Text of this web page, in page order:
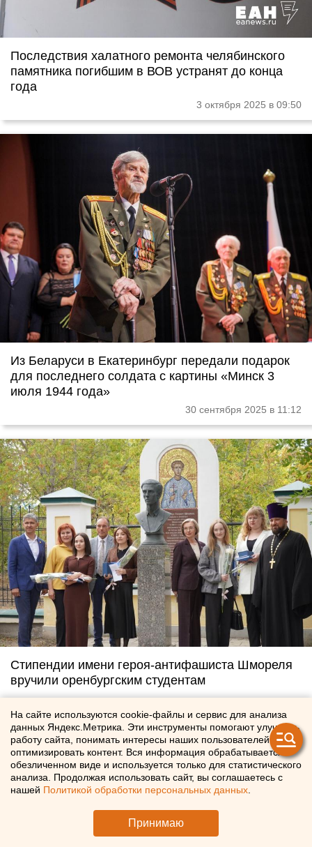
Последствия халатного ремонта челябинского
памятника погибшим в ВОВ устранят до конца
года
3 октября 2025 в 09:50
Из Беларуси в Екатеринбург передали подарок
для последнего солдата с картины «Минск 3
июля 1944 года»
30 сентября 2025 в 11:12
Стипендии имени героя-антифашиста Шмореля
вручили оренбургским студентам
16 сентября 2025 в 14:52
На сайте используются cookie-файлы и сервис для анализа
данных Яндекс.Метрика. Эти инструменты помогают улучшать
работу сайта, понимать интересы наших пользователей и
оптимизировать контент. Вся информация обрабатывается в
обезличенном виде и используется только для статистического
анализа. Продолжая использовать сайт, вы соглашаетесь с
нашей Политикой обработки персональных данных
Принимаю